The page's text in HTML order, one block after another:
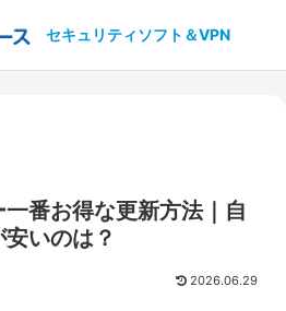
セキュリティソフト＆VPN
番お得な更新方法｜自
いのは？
2026.06.29